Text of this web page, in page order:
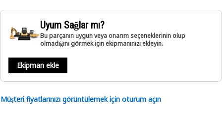
Uyum Sağlar mı?
Bu parçanın uygun veya onarım seçeneklerinin olup
olmadığını görmek için ekipmanınızı ekleyin.
Ekipman ekle
Müşteri fiyatlarınızı görüntülemek için oturum açın